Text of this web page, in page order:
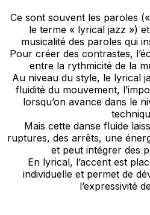
Ce sont souvent les paroles
le terme « lyrical jazz »)
musicalité des paroles qui
Pour créer des contrastes,
entre la rythmicité de la
Au niveau du style, le lyrical
fluidité du mouvement,
lorsqu’on avance dans le
Mais cette danse fluide
ruptures, des arrêts, une
et peut intégrer des
En lyrical, l’accent est
individuelle et permet de
l’expressivité